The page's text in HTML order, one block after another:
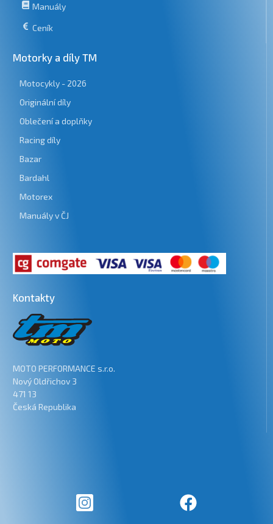
Manuály
Ceník
Motorky a díly TM
Motocykly - 2026
Originální díly
Oblečení a doplňky
Racing díly
Bazar
Bardahl
Motorex
Manuály v ČJ
Kontakty
MOTO PERFORMANCE s.r.o.
Nový Oldřichov 3
471 13
Česká Republika